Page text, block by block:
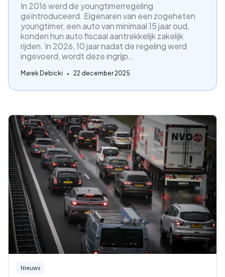
In 2016 werd de youngtimerregeling
geïntroduceerd. Eigenaren van een zogeheten
youngtimer, een auto van minimaal 15 jaar oud,
konden hun auto fiscaal aantrekkelijk zakelijk
rijden. In 2026, 10 jaar nadat de regeling werd
ingevoerd, wordt deze ingrijp…
Marek Debicki 22 december 2025
Nieuws